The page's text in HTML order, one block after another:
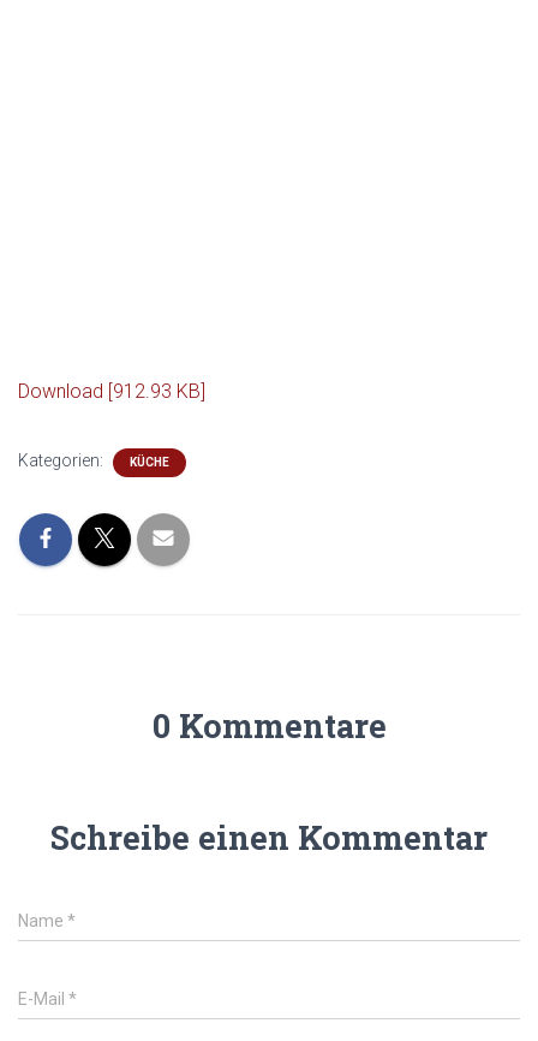
Download [912.93 KB]
Kategorien: KÜCHE
0 Kommentare
Schreibe einen Kommentar
Name *
E-Mail *